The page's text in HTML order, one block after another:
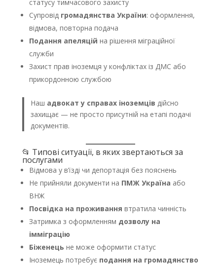
статусу тимчасового захисту
Супровід громадянства України: оформлення,
відмова, повторна подача
Подання апеляцій на рішення міграційної
служби
Захист прав іноземця у конфліктах із ДМС або
прикордонною службою
Наш адвокат у справах іноземців дійсно
захищає — не просто присутній на етапі подачі
документів.
📂 Типові ситуації, в яких звертаються за
послугами
Відмова у в’їзді чи депортація без пояснень
Не прийняли документи на ПМЖ Україна або
ВНЖ
Посвідка на проживання втратила чинність
Затримка з оформленням дозволу на
імміграцію
Біженець не може оформити статус
Іноземець потребує подання на громадянство